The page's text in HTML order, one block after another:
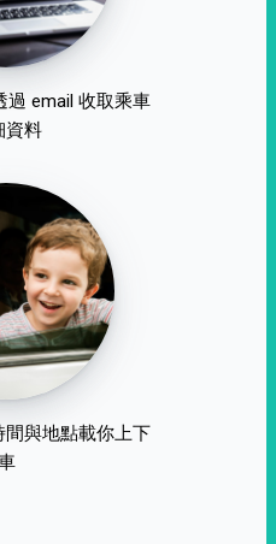
過 email 收取乘車
資料
與地點載你上下